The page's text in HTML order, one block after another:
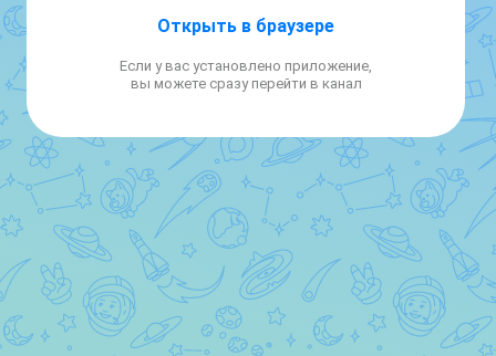
Открыть в браузере
Если у вас установлено приложение,
вы можете сразу перейти в канал